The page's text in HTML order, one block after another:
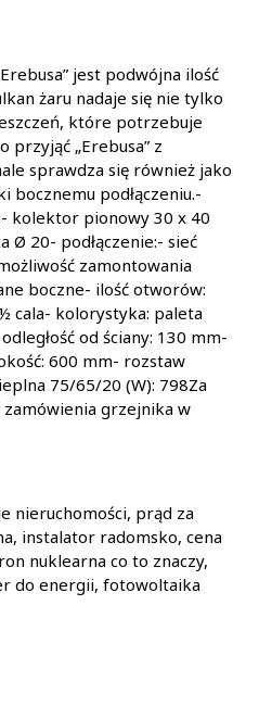
jest podwójna ilość
żaru nadaje się nie tylko
które potrzebuje
przyjąć „Erebusa” z
sprawdza się również jako
podłączeniu.-
kolektor pionowy 30 x 40
20- podłączenie:- sieć
zamontowania
boczne- ilość otworów:
cala- kolorystyka: paleta
od ściany: 130 mm-
600 mm- rozstaw
75/65/20 (W): 798Za
zamówienia grzejnika w
nieruchomości, prąd za
instalator radomsko, cena
nuklearna co to znaczy,
do energii, fotowoltaika